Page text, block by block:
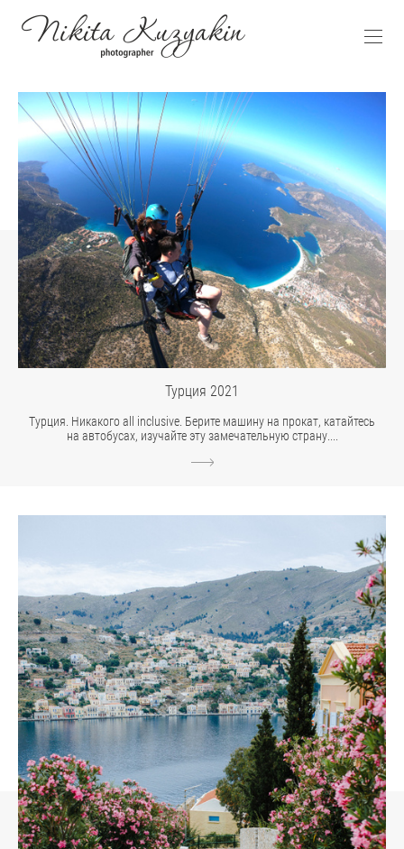
Турция 2021
Турция. Никакого all inclusive. Берите машину на прокат, катайтесь
на автобусах, изучайте эту замечательную страну....